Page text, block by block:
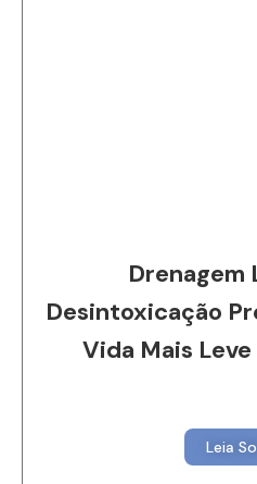
Drenagem
Desintoxicação
Vida Mais
Leia